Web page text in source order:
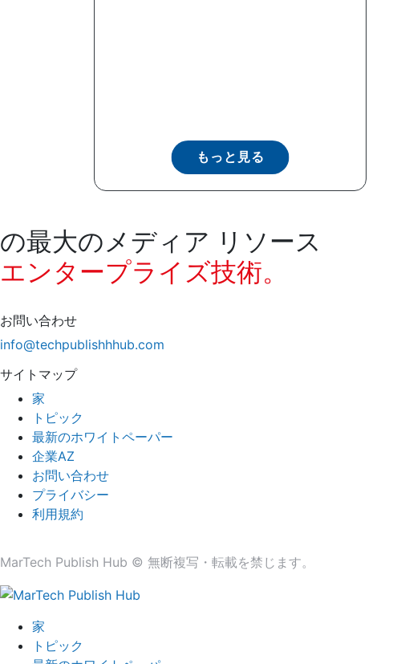
もっと見る
の最大のメディア リソース
エンタープライズ技術。
お問い合わせ
info@techpublishhhub.com
サイトマップ
家
トピック
最新のホワイトペーパー
企業AZ
お問い合わせ
プライバシー
利用規約
MarTech Publish Hub © 無断複写・転載を禁じます。
家
トピック